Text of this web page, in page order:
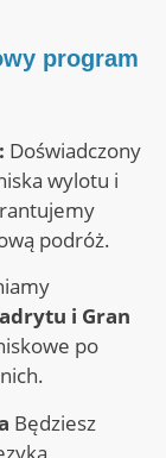
program
Doświadczony
wylotu i
podróż.
i Gran
po
Będziesz